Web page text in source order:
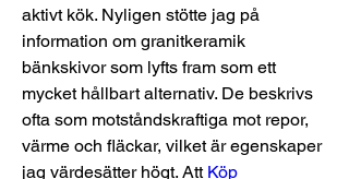
aktivt kök. Nyligen stötte jag på
information om granitkeramik
bänkskivor som lyfts fram som ett
mycket hållbart alternativ. De beskrivs
ofta som motståndskraftiga mot repor,
värme och fläckar, vilket är egenskaper
jag värdesätter högt. Att Köp